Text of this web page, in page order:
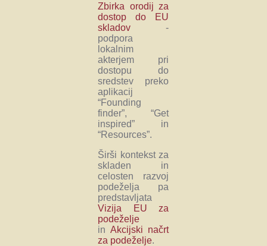
Zbirka orodij za
dostop do EU
skladov -
podpora
lokalnim
akterjem pri
dostopu do
sredstev preko
aplikacij
“Founding
finder”, “Get
inspired” in
“Resources”.
Širši kontekst za
skladen in
celosten razvoj
podeželja pa
predstavljata
Vizija EU za
podeželje
inAkcijski načrt
za podeželje.